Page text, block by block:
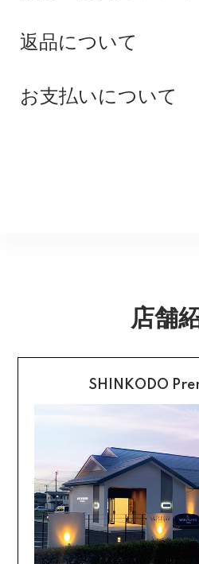
佐川急便
全品送料無料にてお届けいたし
※配達時間を指定できない地域
配送・送料の詳
返品について
不良品
不良品に該当する場合は当方で
知らせいたしますので、その後
返品の詳細は
お支払いについて
カード不要の分割払い
60回分割】
《ショッピングクレジット》
ご注文受付メールにあわせて、
ールまたはショートメールにて
事項をご入力の上、お手続きを
店舗
SHINKODO